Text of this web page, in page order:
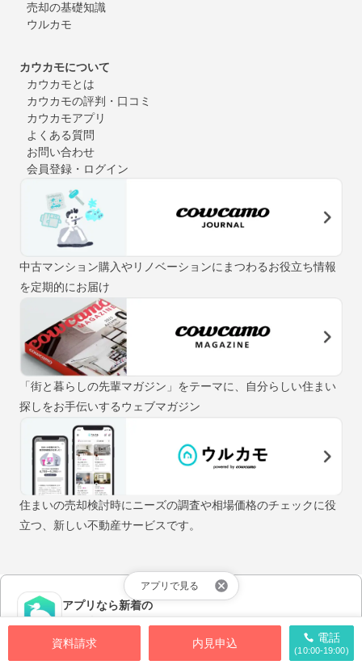
資料請求 内見申込 電話
(10:00-19:00)
アプリで見る
売却の基礎知識
ウルカモ
カウカモについて
カウカモとは
カウカモの評判・口コミ
カウカモアプリ
よくある質問
お問い合わせ
会員登録・ログイン
中古マンション購入やリノベーションにまつわるお役立ち情報
を定期的にお届け
「街と暮らしの先輩マガジン」をテーマに、自分らしい住まい
探しをお手伝いするウェブマガジン
住まいの売却検討時にニーズの調査や相場価格のチェックに役
立つ、新しい不動産サービスです。
アプリなら新着の
物件情報が早く届く！